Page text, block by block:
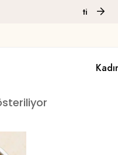
Hediye Paketi